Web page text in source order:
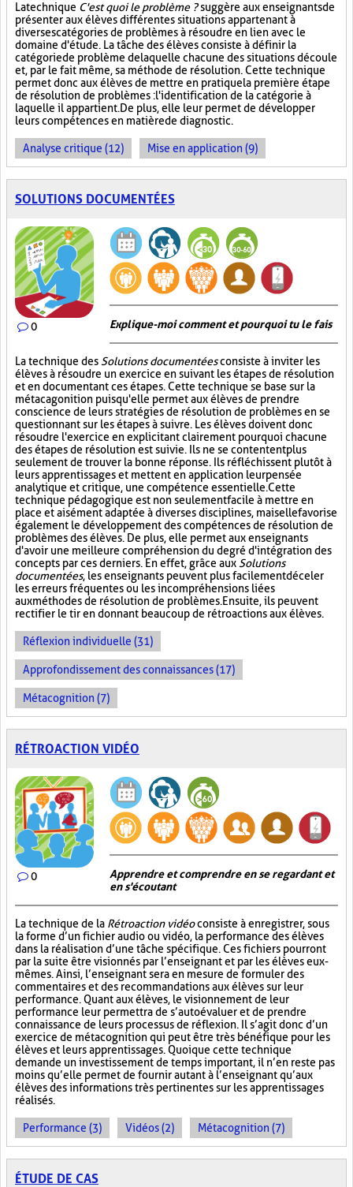
La technique C'est quoi le problème ?suggère aux enseignants de
présenter aux élèves différentes situations appartenant à
diverses catégories de problèmes à résoudre en lien avec le
domaine d'étude. La tâche des élèves consiste à définir la
catégorie de problème de laquelle chacune des situations découle
et, par le fait même, sa méthode de résolution. Cette technique
permet donc aux élèves de mettre en pratique la première étape
de résolution de problèmes : l'identification de la catégorie à
laquelle il appartient. De plus, elle leur permet de développer
leurs compétences en matière de diagnostic.
Analyse critique (12) Mise en application (9)
SOLUTIONS DOCUMENTÉES
0 Explique-moi comment et pourquoi tu le fais
La technique des Solutions documentéesconsiste à inviter les
élèves à résoudre un exercice en suivant les étapes de résolution
et en documentant ces étapes. Cette technique se base sur la
métacagonition puisqu'elle permet aux élèves de prendre
conscience de leurs stratégies de résolution de problèmes en se
questionnant sur les étapes à suivre. Les élèves doivent donc
résoudre l'exercice en explicitant clairement pourquoi chacune
des étapes de résolution est suivie. Ils ne se contentent plus
seulement de trouver la bonne réponse. Ils réfléchissent plutôt à
leurs apprentissages et mettent en application leur pensée
analytique et critique, une compétence essentielle. Cette
technique pédagogique est non seulement facile à mettre en
place et aisément adaptée à diverses disciplines, mais elle favorise
également le développement des compétences de résolution de
problèmes des élèves. De plus, elle permet aux enseignants
d'avoir une meilleure compréhension du degré d'intégration des
concepts par ces derniers. En effet, grâce aux Solutions
documentées, les enseignants peuvent plus facilement déceler
les erreurs fréquentes ou les incompréhensions liées
aux méthodes de résolution de problèmes. Ensuite, ils peuvent
rectifier le tir en donnant beaucoup de rétroactions aux élèves.
Réflexion individuelle (31)
Approfondissement des connaissances (17)
Métacognition (7)
RÉTROACTION VIDÉO
0
Apprendre et comprendre en se regardant et
en s'écoutant
La technique de la Rétroaction vidéoconsiste à enregistrer, sous
la forme d’un fichier audio ou vidéo, la performance des élèves
dans la réalisation d’une tâche spécifique. Ces fichiers pourront
par la suite être visionnés par l’enseignant et par les élèves eux-
mêmes. Ainsi, l’enseignant sera en mesure de formuler des
commentaires et des recommandations aux élèves sur leur
performance. Quant aux élèves, le visionnement de leur
performance leur permettra de s’autoévaluer et de prendre
connaissance de leurs processus de réflexion. Il s’agit donc d’un
exercice de métacognition qui peut être très bénéfique pour les
élèves et leurs apprentissages. Quoique cette technique
demande un investissement de temps important, il n’en reste pas
moins qu’elle permet de fournir autant à l’enseignant qu’aux
élèves des informations très pertinentes sur les apprentissages
réalisés.
Performance (3) Vidéos (2) Métacognition (7)
ÉTUDE DE CAS